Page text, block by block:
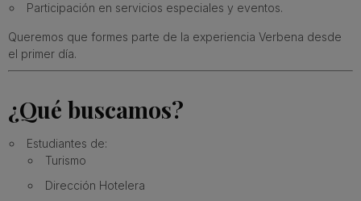
Participación en servicios especiales y eventos.
Queremos que formes parte de la experiencia Verbena desde
el primer día.
¿Qué buscamos?
Estudiantes de:
Turismo
Dirección Hotelera